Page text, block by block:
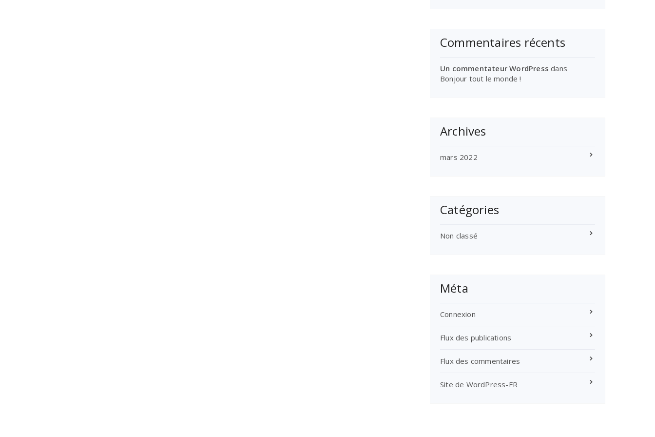
Commentaires récents
Un commentateur WordPress dans
Bonjour tout le monde !
Archives
mars 2022
Catégories
Non classé
Méta
Connexion
Flux des publications
Flux des commentaires
Site de WordPress-FR